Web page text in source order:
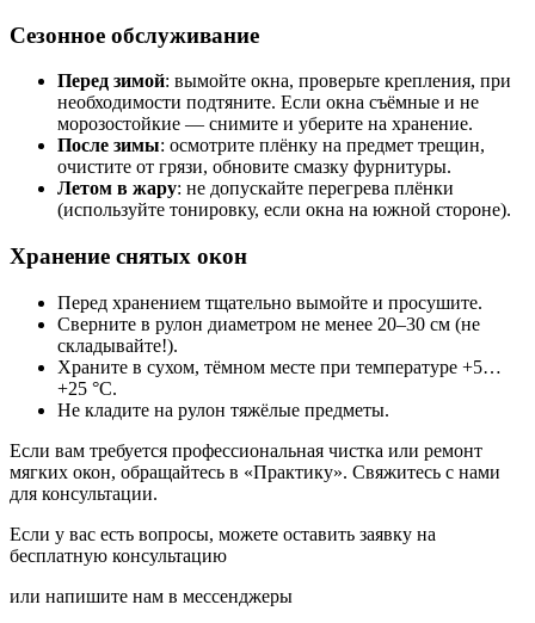
Сезонное обслуживание
Перед зимой: вымойте окна, проверьте крепления, при
необходимости подтяните. Если окна съёмные и не
морозостойкие — снимите и уберите на хранение.
После зимы: осмотрите плёнку на предмет трещин,
очистите от грязи, обновите смазку фурнитуры.
Летом в жару: не допускайте перегрева плёнки
(используйте тонировку, если окна на южной стороне).
Хранение снятых окон
Перед хранением тщательно вымойте и просушите.
Сверните в рулон диаметром не менее 20–30 см (не
складывайте!).
Храните в сухом, тёмном месте при температуре +5…
+25 °C.
Не кладите на рулон тяжёлые предметы.
Если вам требуется профессиональная чистка или ремонт
мягких окон, обращайтесь в «Практику». Свяжитесь с нами
для консультации.
Если у вас есть вопросы, можете оставить заявку на
бесплатную консультацию
или напишите нам в мессенджеры